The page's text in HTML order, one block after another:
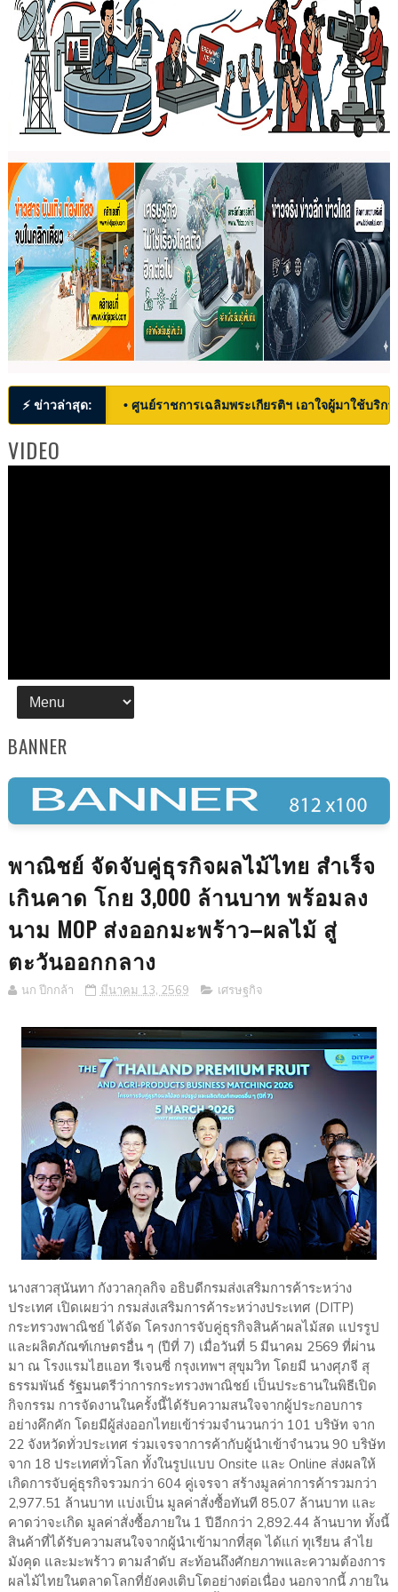
⚡ ข่าวล่าสุด: • ศูนย์ราชการเฉลิมพระเกียรติฯ เอาใจผู้มาใช้บริก
VIDEO
BANNER
พาณิชย์ จัดจับคู่ธุรกิจผลไม้ไทย สำเร็จ
เกินคาด โกย 3,000 ล้านบาท พร้อมลง
นาม MOP ส่งออกมะพร้าว–ผลไม้ สู่
ตะวันออกกลาง
นก ปีกกล้า มีนาคม 13, 2569 เศรษฐกิจ
นางสาวสุนันทา กังวาลกุลกิจ อธิบดีกรมส่งเสริมการค้าระหว่าง
ประเทศ เปิดเผยว่า กรมส่งเสริมการค้าระหว่างประเทศ (DITP)
กระทรวงพาณิชย์ ได้จัด โครงการจับคู่ธุรกิจสินค้าผลไม้สด แปรรูป
และผลิตภัณฑ์เกษตรอื่น ๆ (ปีที่ 7) เมื่อวันที่ 5 มีนาคม 2569 ที่ผ่าน
มา ณ โรงแรมไฮแอท รีเจนซี่ กรุงเทพฯ สุขุมวิท โดยมี นางศุภจี สุ
ธรรมพันธ์ รัฐมนตรีว่าการกระทรวงพาณิชย์ เป็นประธานในพิธีเปิด
กิจกรรม การจัดงานในครั้งนี้ได้รับความสนใจจากผู้ประกอบการ
อย่างคึกคัก โดยมีผู้ส่งออกไทยเข้าร่วมจำนวนกว่า 101 บริษัท จาก
22 จังหวัดทั่วประเทศ ร่วมเจรจาการค้ากับผู้นำเข้าจำนวน 90 บริษัท
จาก 18 ประเทศทั่วโลก ทั้งในรูปแบบ Onsite และ Online ส่งผลให้
เกิดการจับคู่ธุรกิจรวมกว่า 604 คู่เจรจา สร้างมูลค่าการค้ารวมกว่า
2,977.51 ล้านบาท แบ่งเป็น มูลค่าสั่งซื้อทันที 85.07 ล้านบาท และ
คาดว่าจะเกิด มูลค่าสั่งซื้อภายใน 1 ปีอีกกว่า 2,892.44 ล้านบาท ทั้งนี้
สินค้าที่ได้รับความสนใจจากผู้นำเข้ามากที่สุด ได้แก่ ทุเรียน ลำไย
มังคุด และมะพร้าว ตามลำดับ สะท้อนถึงศักยภาพและความต้องการ
ผลไม้ไทยในตลาดโลกที่ยังคงเติบโตอย่างต่อเนื่อง นอกจากนี้ ภายใน